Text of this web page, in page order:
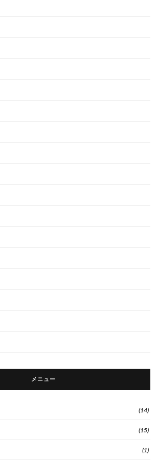
メニュー
(14)
(15)
(1)